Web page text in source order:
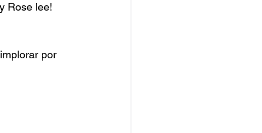
Rose lee!
por